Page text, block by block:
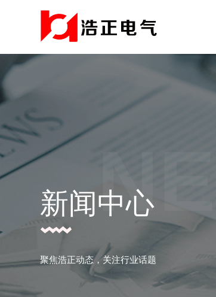
新闻中心
聚焦浩正动态，关注行业话题